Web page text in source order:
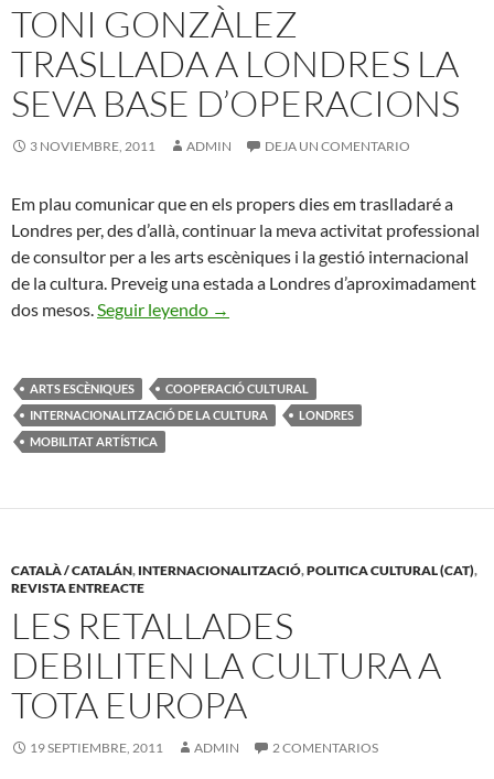
TONI GONZÀLEZ
TRASLLADA A LONDRES LA
SEVA BASE D’OPERACIONS
3 NOVIEMBRE, 2011 ADMIN DEJA UN COMENTARIO
Em plau comunicar que en els propers dies em traslladaré a
Londres per, des d’allà, continuar la meva activitat professional
de consultor per a les arts escèniques i la gestió internacional
de la cultura. Preveig una estada a Londres d’aproximadament
dos mesos.Seguir leyendo Toni Gonzàlez Trasllada a Londres la
→
ARTS ESCÈNIQUES
COOPERACIÓ CULTURAL
INTERNACIONALITZACIÓ DE LA CULTURA
LONDRES
MOBILITAT ARTÍSTICA
CATALÀ / CATALÁN, INTERNACIONALITZACIÓ,POLITICA CULTURAL (CAT),
REVISTA ENTREACTE
LES RETALLADES
DEBILITEN LA CULTURA A
TOTA EUROPA
19 SEPTIEMBRE, 2011 ADMIN 2 COMENTARIOS